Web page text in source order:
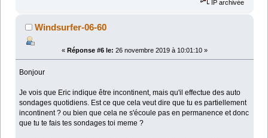
IP archivée
Windsurfer-06-60
« Réponse #6 le: 26 novembre 2019 à 10:01:10 »
Bonjour
Je vois que Eric indique être incontinent, mais qu'il effectue des auto
sondages quotidiens. Est ce que cela veut dire que tu es partiellement
incontinent ? ou bien que cela ne s'écoule pas en permanence et donc
que tu te fais tes sondages toi meme ?